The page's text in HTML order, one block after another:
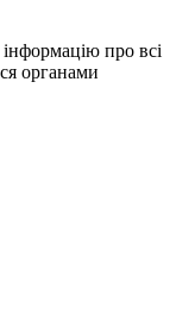
про всі
органами